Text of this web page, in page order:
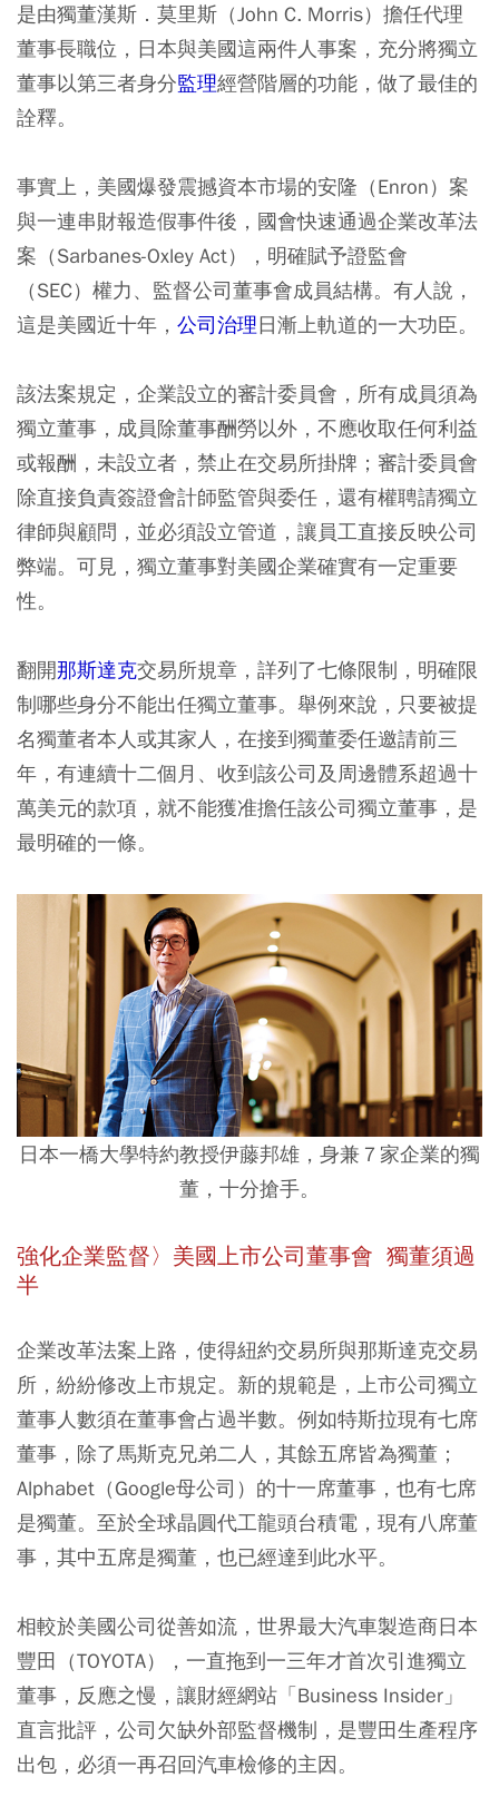
是由獨董漢斯．莫里斯（John C. Morris）擔任代理
董事長職位，日本與美國這兩件人事案，充分將獨立
董事以第三者身分監理經營階層的功能，做了最佳的
詮釋。
事實上，美國爆發震撼資本市場的安隆（Enron）案
與一連串財報造假事件後，國會快速通過企業改革法
案（Sarbanes-Oxley Act），明確賦予證監會
（SEC）權力、監督公司董事會成員結構。有人說，
這是美國近十年， 公司治理日漸上軌道的一大功臣。
該法案規定，企業設立的審計委員會，所有成員須為
獨立董事，成員除董事酬勞以外，不應收取任何利益
或報酬，未設立者，禁止在交易所掛牌；審計委員會
除直接負責簽證會計師監管與委任，還有權聘請獨立
律師與顧問，並必須設立管道，讓員工直接反映公司
弊端。可見，獨立董事對美國企業確實有一定重要
性。
翻開那斯達克交易所規章，詳列了七條限制，明確限
制哪些身分不能出任獨立董事。舉例來說，只要被提
名獨董者本人或其家人，在接到獨董委任邀請前三
年，有連續十二個月、收到該公司及周邊體系超過十
萬美元的款項，就不能獲准擔任該公司獨立董事，是
最明確的一條。
日本一橋大學特約教授伊藤邦雄，身兼７家企業的獨
董，十分搶手。
強化企業監督〉美國上市公司董事會 獨董須過
半
企業改革法案上路，使得紐約交易所與那斯達克交易
所，紛紛修改上市規定。新的規範是，上市公司獨立
董事人數須在董事會占過半數。例如特斯拉現有七席
董事，除了馬斯克兄弟二人，其餘五席皆為獨董；
Alphabet（Google母公司）的十一席董事，也有七席
是獨董。至於全球晶圓代工龍頭台積電，現有八席董
事，其中五席是獨董，也已經達到此水平。
相較於美國公司從善如流，世界最大汽車製造商日本
豐田（TOYOTA），一直拖到一三年才首次引進獨立
董事，反應之慢，讓財經網站「Business Insider」
直言批評，公司欠缺外部監督機制，是豐田生產程序
出包，必須一再召回汽車檢修的主因。